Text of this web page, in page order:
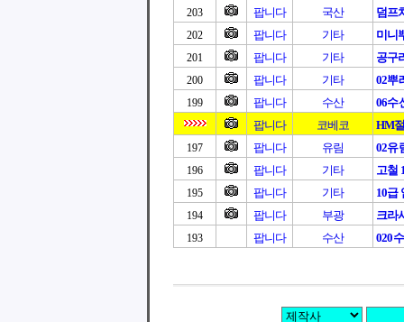
203 팝니다 국산 덤프
202 팝니다 기타 미니
201 팝니다 기타 공구
200 팝니다 기타 02뿌
199 팝니다 수산
06수
팝니다
코베코 HM
197 팝니다 유림 02유
196 팝니다 기타 고철
195 팝니다 기타 10급
194 팝니다 부광 크라
193 팝니다 수산 020